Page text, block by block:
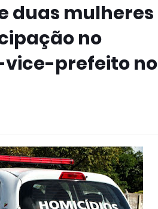
duas mulheres
no
vice-prefeito no